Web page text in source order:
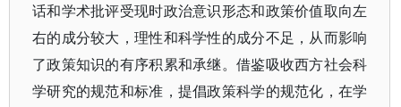
话和学术批评受现时政治意识形态和政策价值取向左
右的成分较大，理性和科学性的成分不足，从而影响
了政策知识的有序积累和承继。借鉴吸收西方社会科
学研究的规范和标准，提倡政策科学的规范化，在学